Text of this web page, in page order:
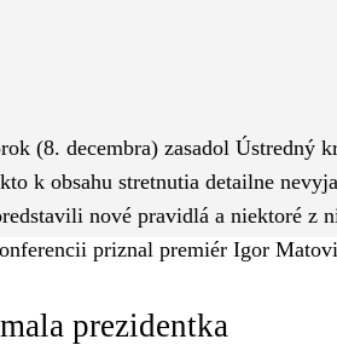
(8. decembra) zasadol
k obsahu stretnutia detailne
nové pravidlá a niektoré z
priznal premiér Igor
prezidentka